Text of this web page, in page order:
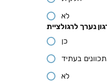
לא
כן
בעתיד
לא